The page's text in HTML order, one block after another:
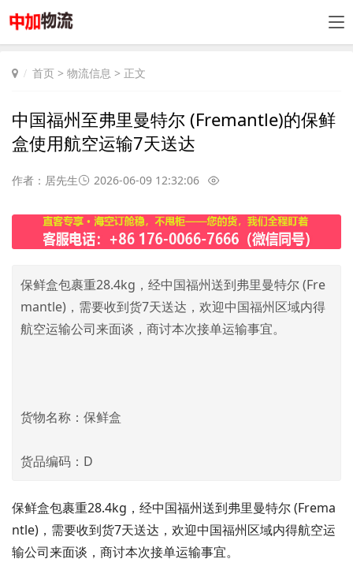
首页 > 物流信息 > 正文
中国福州至弗里曼特尔 (Fremantle)的保鲜
盒使用航空运输7天送达
作者：居先生 2026-06-09 12:32:06
保鲜盒包裹重28.4kg，经中国福州送到弗里曼特尔 (Fre
mantle)，需要收到货7天送达，欢迎中国福州区域内得
航空运输公司来面谈，商讨本次接单运输事宜。
货物名称：保鲜盒
货品编码：D
保鲜盒包裹重28.4kg，经中国福州送到弗里曼特尔 (Frema
ntle)，需要收到货7天送达，欢迎中国福州区域内得航空运
输公司来面谈，商讨本次接单运输事宜。